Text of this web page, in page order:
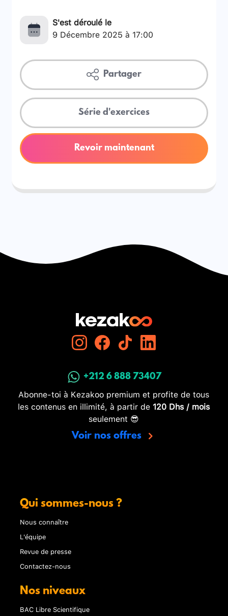
S'est déroulé le
9 Décembre 2025 à 17:00
Partager
Série d'exercices
Revoir maintenant
+212 6 888 73407
Abonne-toi à Kezakoo premium et profite de tous
les contenus en illimité, à partir de 120 Dhs / mois
seulement 😎
Voir nos offres
Qui sommes-nous ?
Nous connaître
L'équipe
Revue de presse
Contactez-nous
Nos niveaux
BAC Libre Scientifique